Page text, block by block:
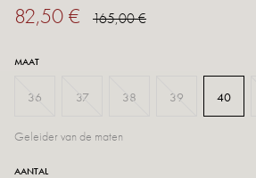
82,50 € 165,00 €
MAAT
36 37 38 39 40
Geleider van de maten
AANTAL